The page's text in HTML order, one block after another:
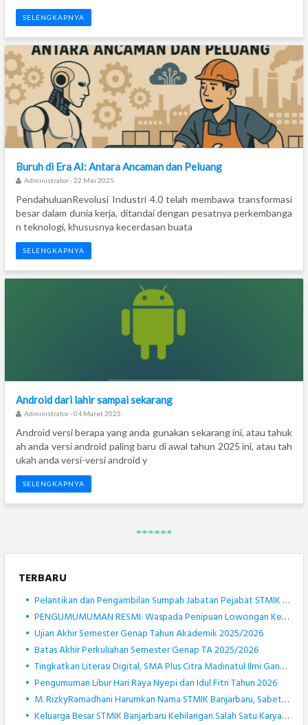
SELENGKAPNYA
Buruh di Era AI: Antara Ancaman dan Peluang
Administrator - 22 Mei 2025
PendahuluanRevolusi Industri 4.0 telah membawa transformasi
besar dalam dunia kerja, ditandai dengan pesatnya perkembanga
n teknologi, khususnya kecerdasan buata
SELENGKAPNYA
Android dari lahir sampai sekarang
Administrator - 04 Maret 2025
Android versi berapa yang anda gunakan sekarang ini, atau tahuk
ah anda versi android paling baru di awal tahun 2025 ini, atau tah
ukah anda versi-versi android y
SELENGKAPNYA
TERBARU
• Pelantikan dan Pengambilan Sumpah Jabatan Pejabat STMIK Banjarbaru Berlangsung Khidmat
• PENGUMUMUMAN RESMI: Waspada Penipuan Lowongan Kerja Atas Nama STMIK Banjarbaru
• Ujian Akhir Semester Genap Tahun Akademik 2025/2026
• Batas Akhir Perkuliahan Semester Genap TA 2025/2026
• Tingkatkan Literasi Digital, SMA Plus Citra Madinatul Ilmi Gandeng STMIK Banjarbaru dalam Pengenalan Robotik
• Pengumuman Libur Hari Raya Nyepi dan Idul Fitri Tahun 2026
• M. RizkyRamadhani Harumkan Nama STMIK Banjarbaru, Sabet Medali Perak KOSANAS 2026 Bidang Matematika
• Keluarga Besar STMIK Banjarbaru Kehilangan Salah Satu Karyawan Terbaiknya, Muhammad Rizki Noor